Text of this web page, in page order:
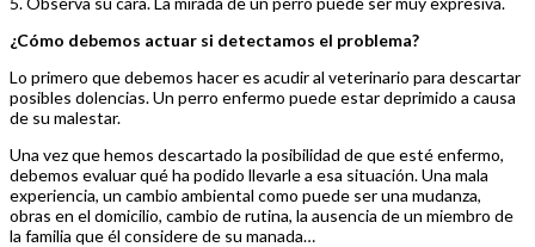
¿Cómo debemos actuar si detectamos el problema?
Lo primero que debemos hacer es acudir al veterinario para descartar
posibles dolencias. Un perro enfermo puede estar deprimido a causa
de su malestar.
Una vez que hemos descartado la posibilidad de que esté enfermo,
debemos evaluar qué ha podido llevarle a esa situación. Una mala
experiencia, un cambio ambiental como puede ser una mudanza,
obras en el domicilio, cambio de rutina, la ausencia de un miembro de
la familia que él considere de su manada…